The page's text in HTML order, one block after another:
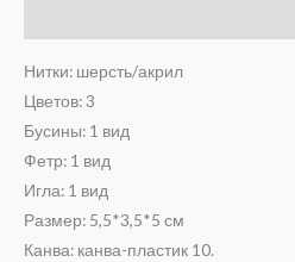
Нитки: шерсть/акрил
Цветов: 3
Бусины: 1 вид
Фетр: 1 вид
Игла: 1 вид
Размер: 5,5*3,5*5 см
Канва: канва-пластик 10.